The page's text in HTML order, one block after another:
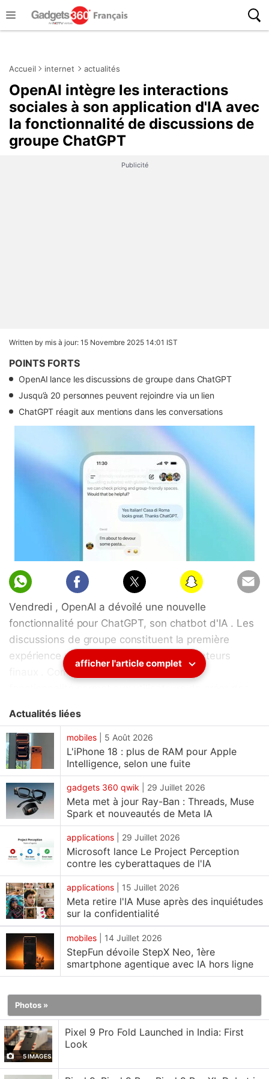
Accueil internet actualités
OpenAI intègre les interactions
sociales à son application d'IA avec
la fonctionnalité de discussions de
groupe ChatGPT
Publicité
Written by mis à jour: 15 Novembre 2025 14:01 IST
POINTS FORTS
OpenAI lance les discussions de groupe dans ChatGPT
Jusqu’à 20 personnes peuvent rejoindre via un lien
ChatGPT réagit aux mentions dans les conversations
Vendredi , OpenAI a dévoilé une nouvelle
fonctionnalité pour ChatGPT, son chatbot d'IA . Les
discussions de groupe constituent la première
expérience partagée proposée aux utilisateurs
finaux . Comme son nom l'indique, cette
inviter d'autres utilisateurs à collaborer sur un projet
ou simplement à utiliser ChatGPT pour des
conversations ordinaires . Le géant de l'IA basé à
San Francisco a précisé que, bien que le
déploiement initial soit limité à quelques zones, il
sera étendu à d' autres régions en fonction des
premiers retours des utilisateurs.
Le géant de l'IA a décrit sa première fonction de
coopération dans un article de blog . « Grâce aux
discussions de groupe , vous pouvez réunir vos
amis, votre famille ou vos collègues dans un espace
partagé pour planifier, prendre des décisions ou
développer des idées ensemble », explique OpenAI .
Étant donné que Meta AI a toujours été accessible
dans les conversations de groupe et qu'Anthropic la
propose déjà à ses utilisateurs via la fonction
Claude Projects , il ne s'agit pas d'un concept
nouveau .
Il est possible de créer une conversation de groupe
en appuyant sur le bouton « Nouveaux participants
afficher l'article complet
Actualités liées
mobiles 5 Août 2026
L'iPhone 18 : plus de RAM pour Apple
Intelligence, selon une fuite
gadgets 360 qwik 29 Juillet 2026
Meta met à jour Ray-Ban : Threads, Muse
Spark et nouveautés de Meta IA
applications 29 Juillet 2026
Microsoft lance Le Project Perception
contre les cyberattaques de l'IA
applications 15 Juillet 2026
Meta retire l'IA Muse après des inquiétudes
sur la confidentialité
mobiles 14 Juillet 2026
StepFun dévoile StepX Neo, 1ère
smartphone agentique avec IA hors ligne
Photos »
5 IMAGES
Pixel 9 Pro Fold Launched in India: First
Look